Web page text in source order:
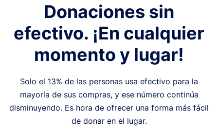
Donaciones sin
efectivo. ¡En cualquier
momento y lugar!
Solo el 13% de las personas usa efectivo para la
mayoría de sus compras, y ese número continúa
disminuyendo. Es hora de ofrecer una forma más fácil
de donar en el lugar.